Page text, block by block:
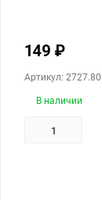
149 ₽
Артикул: 2727.80
В наличии